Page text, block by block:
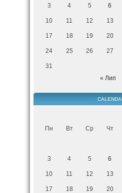
3 4 5 6
10 11 12 13
17 18 19 20
24 25 26 27
31
« Лип
Пн Вт Ср Чт
3 4 5 6
10 11 12 13
17 18 19 20